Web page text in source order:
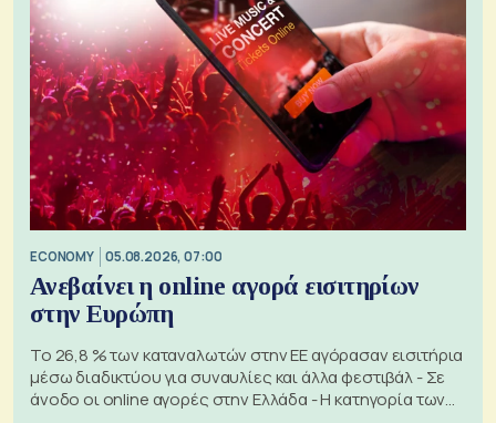
ECONOMY 05.08.2026, 07:00
Ανεβαίνει η online αγορά εισιτηρίων
στην Ευρώπη
Το 26,8 % των καταναλωτών στην ΕΕ αγόρασαν εισιτήρια
μέσω διαδικτύου για συναυλίες και άλλα φεστιβάλ - Σε
άνοδο οι online αγορές στην Ελλάδα - Η κατηγορία των